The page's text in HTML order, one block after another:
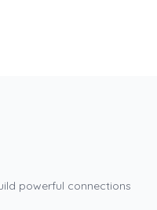
powerful connections